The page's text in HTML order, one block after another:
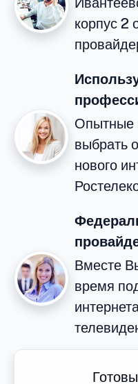
корпус 2
Опытные
выбрать
нового
Вместе
время